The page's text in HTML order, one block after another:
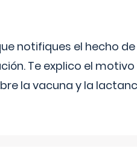
notifiques el hecho
Te explico el
la vacuna y la